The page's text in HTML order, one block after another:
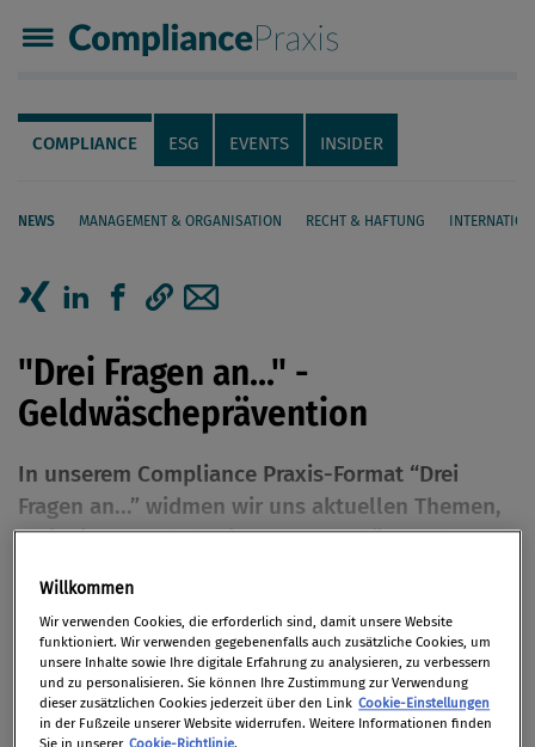
Compliance Praxis
Servicenavigation
Navigation
COMPLIANCE ESG EVENTS INSIDER
NEWS MANAGEMENT & ORGANISATION RECHT & HAFTUNG
Seiteninhalt
"Drei Fragen an..." -
Geldwäscheprävention
In unserem Compliance Praxis-Format “Drei
Fragen an...” widmen wir uns aktuellen Themen,
Ereignissen und damit zusammenhängenden
wollen wir uns das Thema
Geldwäscheprävention genauer ansehen,
gemeinsam mit Shahanaz Müller, CAMS, Partner
bei Deloitte Österreich, die den Bereich AML- &
Sanctions Compliance Advisory verantwortet.
Premium
Willkommen
Wir verwenden Cookies, die erforderlich sind, damit unsere Website
funktioniert. Wir verwenden gegebenenfalls auch zusätzliche Cookies, um
unsere Inhalte sowie Ihre digitale Erfahrung zu analysieren, zu verbessern
und zu personalisieren. Sie können Ihre Zustimmung zur Verwendung
dieser zusätzlichen Cookies jederzeit über den Link Cookie-Einstellungen
in der Fußzeile unserer Website widerrufen. Weitere Informationen finden
Sie in unserer Cookie-Richtlinie.